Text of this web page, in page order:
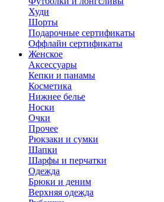
Худи
Шорты
Подарочные сертификаты
Оффлайн сертификаты
Женское
Аксессуары
Кепки и панамы
Косметика
Нижнее белье
Носки
Очки
Прочее
Рюкзаки и сумки
Шапки
Шарфы и перчатки
Одежда
Брюки и деним
Верхняя одежда